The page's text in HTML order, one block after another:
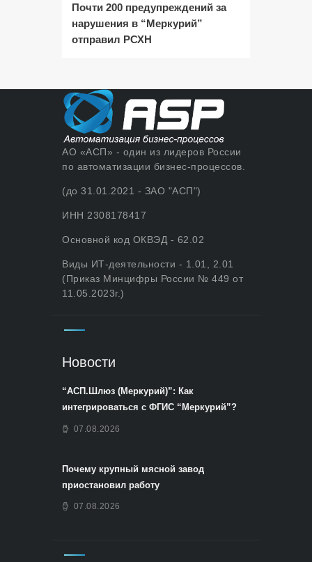
Почти 200 предупреждений за
нарушения в “Меркурий”
отправил РСХН
АО «АСП» - один из лидеров России
по автоматизации бизнес-процессов.
(до 31.01.2021 - ЗАО "АСП")
ИНН 2308178417
Основной код ОКВЭД - 62.02
Виды ИТ-деятельности - 1.01, 2.01
(Приказ Минцифры России № 449 от
11.05.2023г.)
Новости
“АСП.Шлюз (Меркурий)”: Как
интегрироваться с ФГИС “Меркурий”?
07.08.2026
Почему крупный мясной завод
приостановил работу
07.08.2026